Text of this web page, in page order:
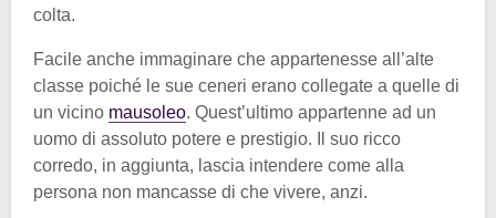
colta.
Facile anche immaginare che appartenesse all’alte
classe poiché le sue ceneri erano collegate a quelle di
un vicino mausoleo. Quest’ultimo appartenne ad un
uomo di assoluto potere e prestigio. Il suo ricco
corredo, in aggiunta, lascia intendere come alla
persona non mancasse di che vivere, anzi.